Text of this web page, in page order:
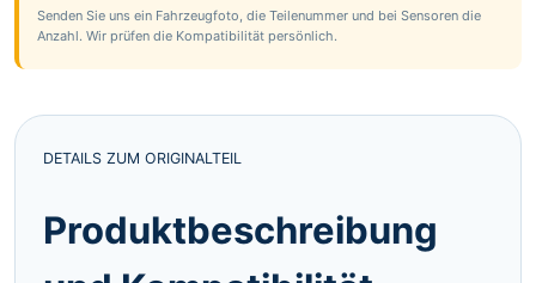
Senden Sie uns ein Fahrzeugfoto, die Teilenummer und bei Sensoren die
Anzahl. Wir prüfen die Kompatibilität persönlich.
DETAILS ZUM ORIGINALTEIL
Produktbeschreibung